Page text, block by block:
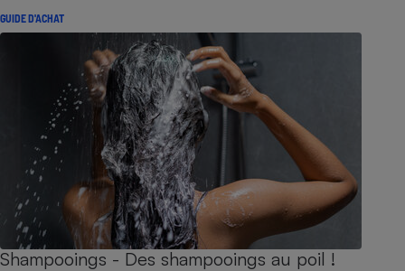
GUIDE D'ACHAT
Shampooings - Des shampooings au poil !